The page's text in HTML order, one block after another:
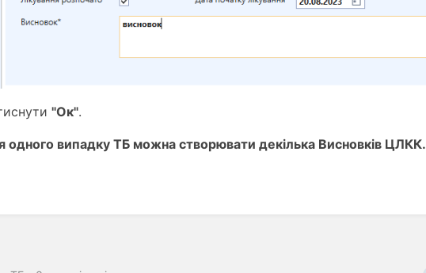
"Ок".
одного випадку ТБ можна створювати декілька Висновків ЦЛКК.